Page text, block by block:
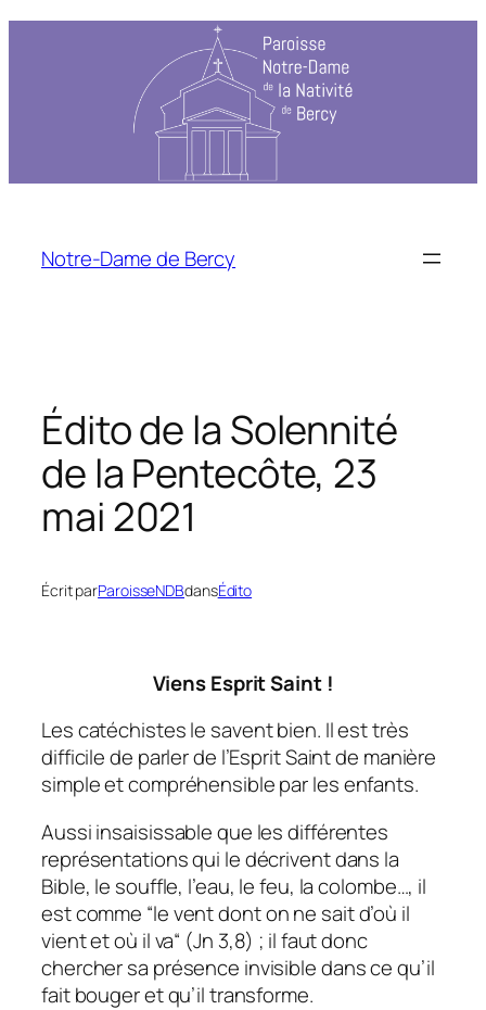
Notre-Dame de Bercy
Édito de la Solennité
de la Pentecôte, 23
mai 2021
Écrit parParoisseNDBdansÉdito
Viens Esprit Saint !
Les catéchistes le savent bien. Il est très
difficile de parler de l’Esprit Saint de manière
simple et compréhensible par les enfants.
Aussi insaisissable que les différentes
représentations qui le décrivent dans la
Bible, le souffle, l’eau, le feu, la colombe…, il
est comme “le ventdont on ne sait d’où il
vient et où il va“ (Jn 3,8) ; il faut donc
chercher sa présence invisible dans ce qu’il
fait bouger et qu’il transforme.